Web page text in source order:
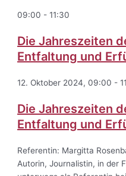
09:00 -11:30
Die Jahreszeiten
Entfaltung und
12. Oktober 2024, 09:00 -
Die Jahreszeiten
Entfaltung und
Referentin: Margitta
Autorin, Journalistin, in der